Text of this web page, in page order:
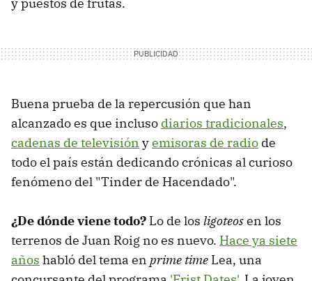
Buena prueba de la repercusión que han
alcanzado es que incluso diarios tradicionales,
cadenas de televisión yemisoras de radio de
todo el país están dedicando crónicas al curioso
fenómeno del "Tinder de Hacendado".
¿De dónde viene todo? Lo de los ligoteosen los
terrenos de Juan Roig no es nuevo. Hace ya siete
años habló del tema en prime time Lea, una